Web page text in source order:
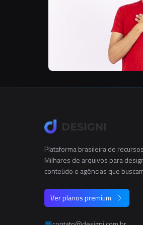
Plataforma brasileira de
Milhares de arquivos para
conteúdo e agências que
Ver planos premium